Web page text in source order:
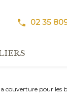
02 35
couverture pour les